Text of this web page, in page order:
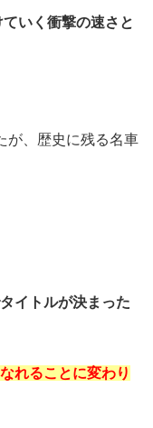
いく衝撃の速さと
が、歴史に残る名車
イトルが決まった
れることに変わり